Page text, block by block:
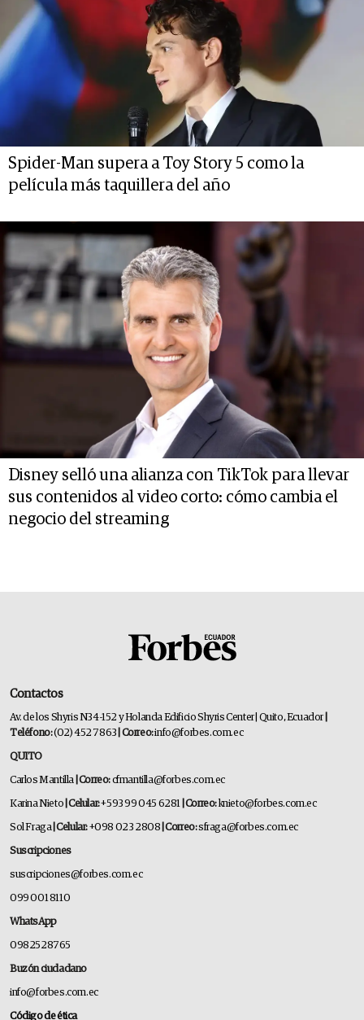
Spider-Man supera a Toy Story 5 como la
película más taquillera del año
Disney selló una alianza con TikTok para llevar
sus contenidos al video corto: cómo cambia el
negocio del streaming
Contactos
Av. de los Shyris N34-152 y Holanda Edificio Shyris Center | Quito, Ecuador
Teléfono:(02) 452 7863 | Correo:info@forbes.com.ec
QUITO
Carlos Mantilla | Correo:cfmantilla@forbes.com.ec
Karina Nieto | Celular:+593 99 045 6281 | Correo:knieto@forbes.com.ec
Sol Fraga| Celular:+098 023 2808 | Correo:sfraga@forbes.com.ec
Suscripciones
suscripciones@forbes.com.ec
099 001 8110
WhatsApp
0982528765
Buzón ciudadano
info@forbes.com.ec
Código de ética